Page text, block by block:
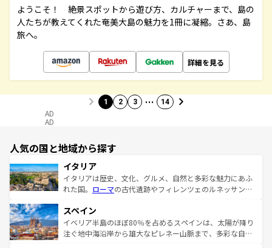
ようこそ！ 絶景スポットから遊び方、カルチャーまで、島の
人たちが教えてくれた奄美大島の魅力を1冊に凝縮。さあ、島
旅へ。
詳細を見る
1 2 3 … 14
AD
AD
人気の国と地域から探す
イタリア
イタリアは歴史、文化、グルメ、自然と多彩な魅力にあふ
れた国。 ローマの古代遺跡やフィレンツェのルネッサンス
ろん、トスカーナの美しい田園風景やアマルフィ海岸の絶
景など、自然景観も見逃せない。観光の合間には、本場の
ピザやパスタなど、絶品のイタリア料理を堪能することも
スペイン
イベリア半島のほぼ80％を占めるスペインは、太陽が降り
注ぐ地中海沿岸から雄大なピレネー山脈まで、多彩な自然